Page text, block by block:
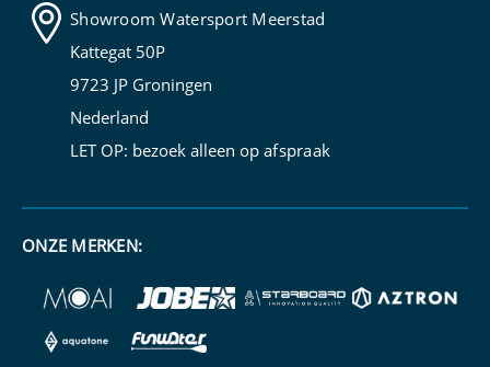
Showroom Watersport Meerstad
Kattegat 50P
9723 JP Groningen
Nederland
LET OP: bezoek alleen op afspraak
ONZE MERKEN: